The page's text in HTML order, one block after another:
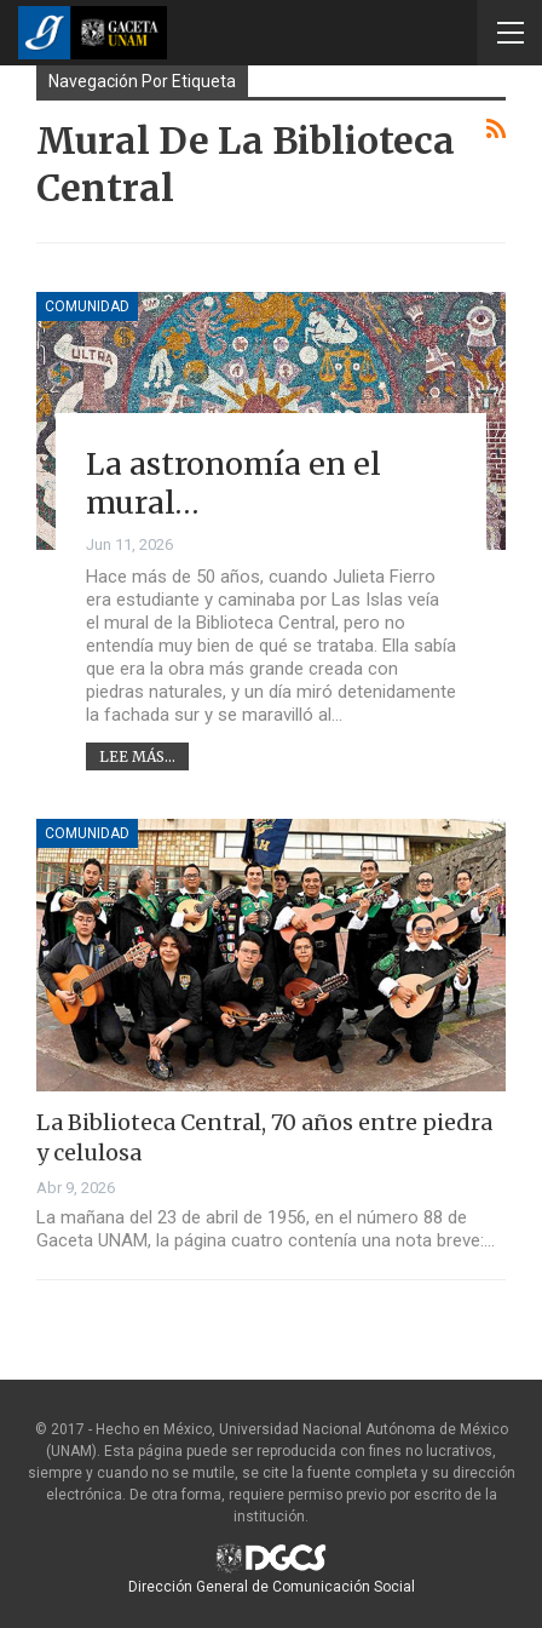
Navegación Por Etiqueta
Mural De La Biblioteca
Central
COMUNIDAD
La astronomía en el
mural…
Jun 11, 2026
Hace más de 50 años, cuando Julieta Fierro
era estudiante y caminaba por Las Islas veía
el mural de la Biblioteca Central, pero no
entendía muy bien de qué se trataba. Ella sabía
que era la obra más grande creada con
piedras naturales, y un día miró detenidamente
la fachada sur y se maravilló al…
LEE MÁS...
COMUNIDAD
La Biblioteca Central, 70 años entre piedra
y celulosa
Abr 9, 2026
La mañana del 23 de abril de 1956, en el número 88 de
Gaceta UNAM, la página cuatro contenía una nota breve:…
© 2017 - Hecho en México, Universidad Nacional Autónoma de México
(UNAM). Esta página puede ser reproducida con fines no lucrativos,
siempre y cuando no se mutile, se cite la fuente completa y su dirección
electrónica. De otra forma, requiere permiso previo por escrito de la
institución.
Dirección General de Comunicación Social